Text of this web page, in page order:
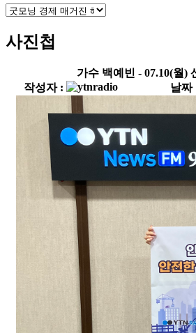
사진첩
가수 백예빈 - 07.10(월)
작성자 :
날짜